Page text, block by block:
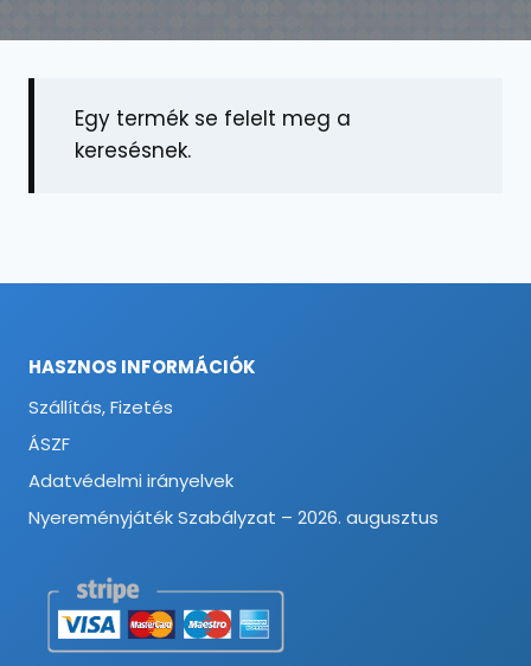
Egy termék se felelt meg a
keresésnek.
HASZNOS INFORMÁCIÓK
Szállítás, Fizetés
ÁSZF
Adatvédelmi irányelvek
Nyereményjáték Szabályzat – 2026. augusztus